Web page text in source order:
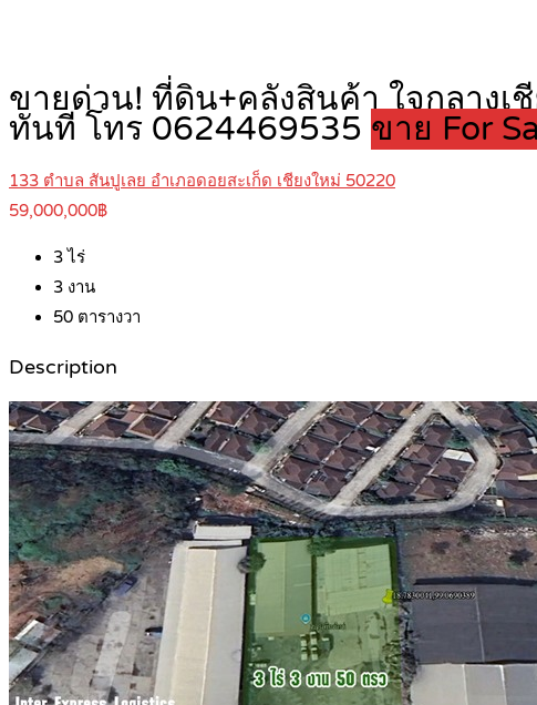
ขายด่วน! ที่ดิน+คลังสินค้า ใจกลางเ
ทันที โทร 0624469535 ขาย For
133 ตำบล สันปูเลย อำเภอดอยสะเก็ด เชียงใหม่ 50220
59,000,000฿
3ไร่
3 งาน
50 ตารางวา
Description